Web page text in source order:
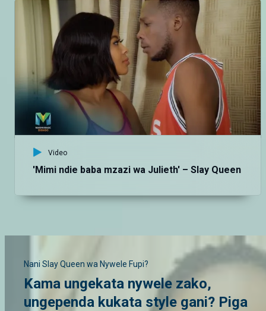
Video
'Mimi ndie baba mzazi wa Julieth' – Slay Queen
Nani Slay Queen wa Nywele Fupi?
Kama ungekata nywele zako,
ungependa kukata style gani? Piga